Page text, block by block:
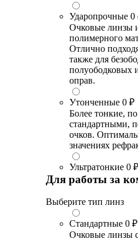
Ударопрочные 0
Очковые линзы
полимерного
Отлично
также для
полуободковых
оправ.
Утонченные 0 ₽
Более тонкие,
стандартными,
очков.
значениях
Ультратонкие 0 ₽
Для работы за
Выберите тип линз
Стандартные 0 ₽
Очковые линзы